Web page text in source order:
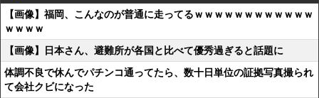
【画像】福岡、こんなのが普通に走ってるｗｗｗｗｗｗｗｗｗｗｗｗ
ｗｗｗｗ
【画像】日本さん、避難所が各国と比べて優秀過ぎると話題に
体調不良で休んでパチンコ通ってたら、数十日単位の証拠写真撮られ
て会社クビになった